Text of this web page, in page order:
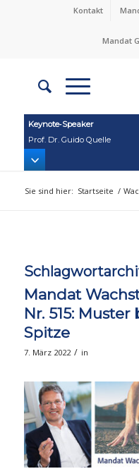
Kontakt
Mandat
Keynote‑Speaker
Prof. Dr. Guido Quelle
Sie sind hier: Startseite /
Mandat
Nr. 515:
Spitze
7. März 2022 / in